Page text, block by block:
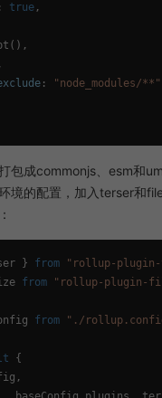
: true ,
(),
: "node_modules/**"
成commonjs、esm和
境的配置，加入terser和
} from "rollup-
from "rollup-plugin-
from "./
{